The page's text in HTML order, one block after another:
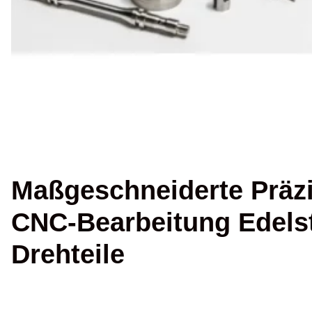
Maßgeschneiderte
CNC-Bearbeitung
Drehteile